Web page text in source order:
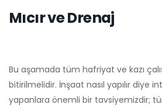
Mıcır ve Drenaj
Bu aşamada tüm hafriyat ve kazı
bitirilmelidir. İnşaat nasıl yapılır diye
yapanlara önemli bir tavsiyemizdir;